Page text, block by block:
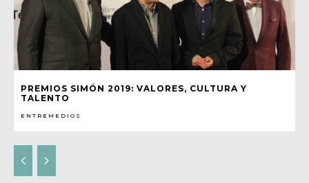
PREMIOS SIMÓN 2019: VALORES, CULTURA Y
TALENTO
ENTREMEDIOS